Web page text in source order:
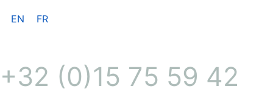
EN FR
+32 (0)15 75 59 42